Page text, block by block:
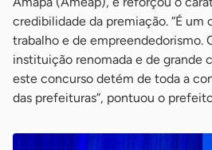
credibilidade da premiação. “É
trabalho e de empreendedorismo.
instituição renomada e de grande
este concurso detém de toda a
das prefeituras”, pontuou o